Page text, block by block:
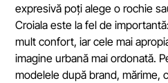
expresivă poți alege o rochie
Croiala este la fel de
mult confort, iar cele mai
imagine urbană mai ordonată.
modelele după brand, mărime,